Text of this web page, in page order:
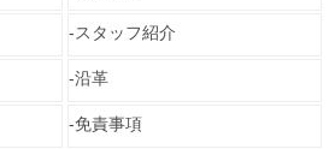
スタッフ紹介
沿革
免責事項